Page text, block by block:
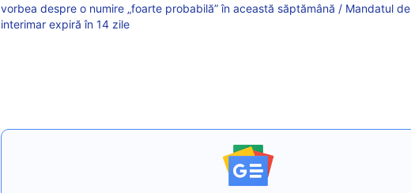
vorbea despre o numire „foarte probabilă” în această săptămână / Mandatul de
interimar expiră în 14 zile